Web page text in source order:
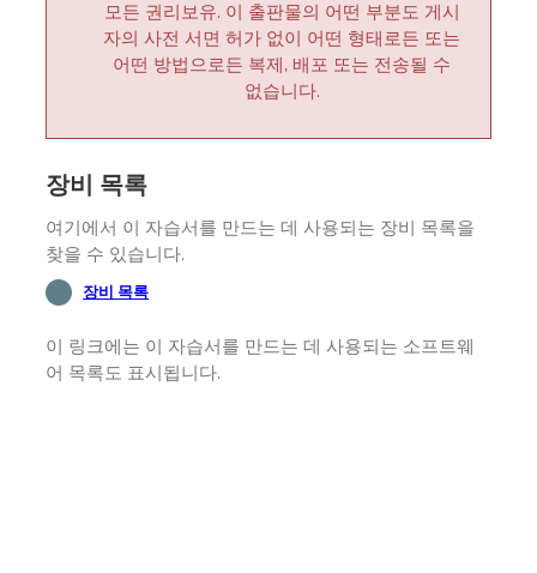
모든 권리보유. 이 출판물의 어떤 부분도 게시
자의 사전 서면 허가 없이 어떤 형태로든 또는
어떤 방법으로든 복제, 배포 또는 전송될 수
없습니다.
장비 목록
여기에서 이 자습서를 만드는 데 사용되는 장비 목록을
찾을 수 있습니다.
장비 목록
이 링크에는 이 자습서를 만드는 데 사용되는 소프트웨
어 목록도 표시됩니다.